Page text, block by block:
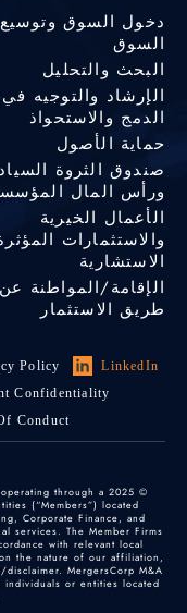
دخول السوق وتوسيع
السوق
البحث والتحليل
الإرشاد والتوجيه في
الدمج والاستحواذ
حماية الأصول
صندوق الثروة
ورأس المال
الأعمال الخيرية
والاستثمارات
الاستشارية
الإقامة/المواطنة عن
طريق الاستثمار
LinkedIn
Policy
Confidentiality
Conduct
operating through a
(“Members”) located
Corporate Finance, and
services. The Member Firms
with relevant local
the nature of our affiliation,
MergersCorp M&A
or entities located